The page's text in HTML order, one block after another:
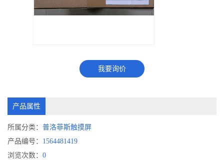
我要询价
产品属性
所属分类： 普洛菲斯触摸屏
产品编号： 1564481419
浏览次数： 0